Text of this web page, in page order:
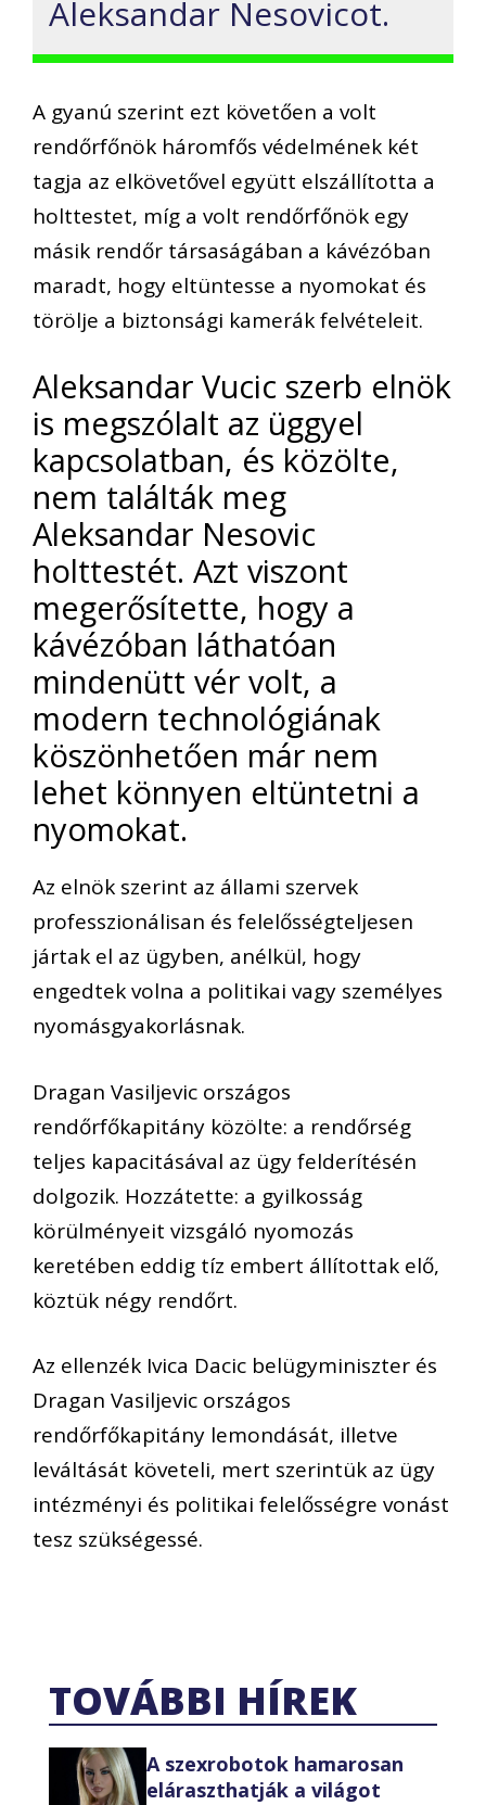
Aleksandar Nesovicot.
A gyanú szerint ezt követően a volt
rendőrfőnök háromfős védelmének két
tagja az elkövetővel együtt elszállította a
holttestet, míg a volt rendőrfőnök egy
másik rendőr társaságában a kávézóban
maradt, hogy eltüntesse a nyomokat és
törölje a biztonsági kamerák felvételeit.
Aleksandar Vucic szerb elnök
is megszólalt az üggyel
kapcsolatban, és közölte,
nem találták meg
Aleksandar Nesovic
holttestét. Azt viszont
megerősítette, hogy a
kávézóban láthatóan
mindenütt vér volt, a
modern technológiának
köszönhetően már nem
lehet könnyen eltüntetni a
nyomokat.
Az elnök szerint az állami szervek
professzionálisan és felelősségteljesen
jártak el az ügyben, anélkül, hogy
engedtek volna a politikai vagy személyes
nyomásgyakorlásnak.
Dragan Vasiljevic országos
rendőrfőkapitány közölte: a rendőrség
teljes kapacitásával az ügy felderítésén
dolgozik. Hozzátette: a gyilkosság
körülményeit vizsgáló nyomozás
keretében eddig tíz embert állítottak elő,
köztük négy rendőrt.
Az ellenzék Ivica Dacic belügyminiszter és
Dragan Vasiljevic országos
rendőrfőkapitány lemondását, illetve
leváltását követeli, mert szerintük az ügy
intézményi és politikai felelősségre vonást
tesz szükségessé.
TOVÁBBI HÍREK
A szexrobotok hamarosan
eláraszthatják a világot